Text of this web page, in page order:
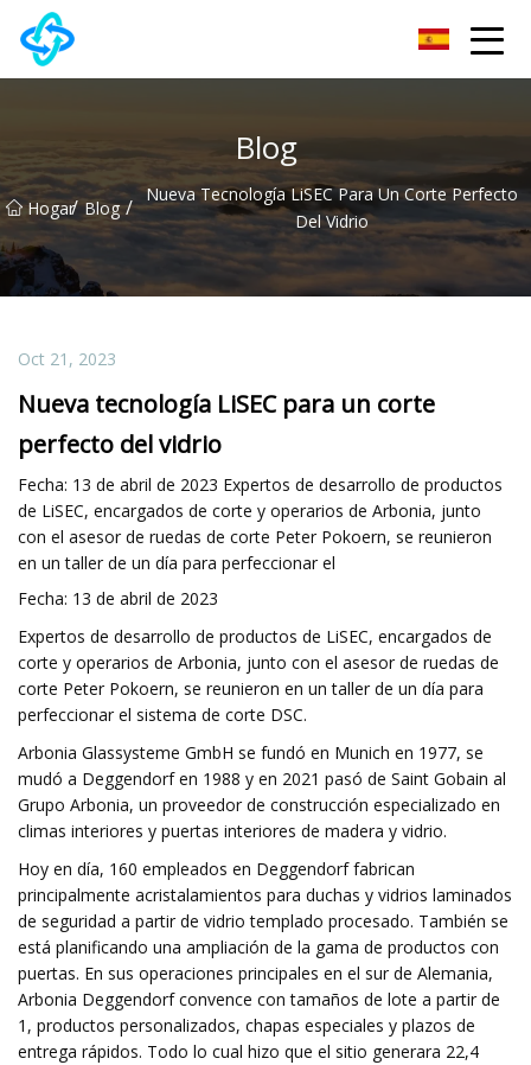
Grupo Co., Ltd de la cerradura de puerta de Chongqing UPVC
Blog
Hogar/ Blog / Nueva Tecnología LiSEC Para Un Corte Perfecto
Del Vidrio
Oct 21, 2023
Nueva tecnología LiSEC para un corte
perfecto del vidrio
Fecha: 13 de abril de 2023 Expertos de desarrollo de productos
de LiSEC, encargados de corte y operarios de Arbonia, junto
con el asesor de ruedas de corte Peter Pokoern, se reunieron
en un taller de un día para perfeccionar el
Fecha: 13 de abril de 2023
Expertos de desarrollo de productos de LiSEC, encargados de
corte y operarios de Arbonia, junto con el asesor de ruedas de
corte Peter Pokoern, se reunieron en un taller de un día para
perfeccionar el sistema de corte DSC.
Arbonia Glassysteme GmbH se fundó en Munich en 1977, se
mudó a Deggendorf en 1988 y en 2021 pasó de Saint Gobain al
Grupo Arbonia, un proveedor de construcción especializado en
climas interiores y puertas interiores de madera y vidrio.
Hoy en día, 160 empleados en Deggendorf fabrican
principalmente acristalamientos para duchas y vidrios laminados
de seguridad a partir de vidrio templado procesado. También se
está planificando una ampliación de la gama de productos con
puertas. En sus operaciones principales en el sur de Alemania,
Arbonia Deggendorf convence con tamaños de lote a partir de
1, productos personalizados, chapas especiales y plazos de
entrega rápidos. Todo lo cual hizo que el sitio generara 22,4